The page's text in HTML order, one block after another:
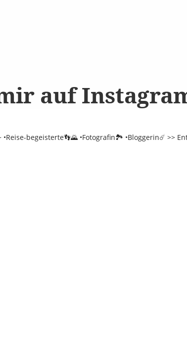
auf
•Reise-begeisterte👣🌄 •Fotografin🏞️ •Bloggerin☄️ >>